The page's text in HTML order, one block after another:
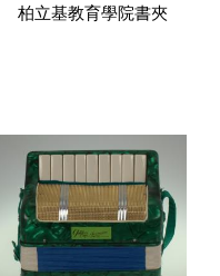
柏立基教育學院書夾